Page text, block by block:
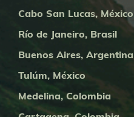
Cabo San Lucas, México
Río de Janeiro, Brasil
Buenos Aires, Argentina
Tulúm, México
Medelina, Colombia